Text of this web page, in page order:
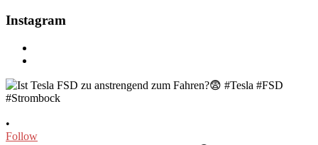
Instagram
•
Follow